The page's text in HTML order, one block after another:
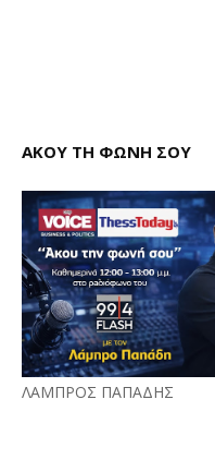
ΑΚΟΥ ΤΗ ΦΩΝΗ ΣΟΥ
ΛΑΜΠΡΟΣ ΠΑΠΑΔΗΣ